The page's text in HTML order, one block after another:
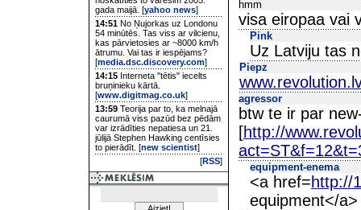
gada maijā. [yahoo news]
14:51 No Ņujorkas uz Londonu
54 minūtēs. Tas viss ar vilcienu,
kas pārvietosies ar ~8000 km/h
ātrumu. Vai tas ir iespējams?
[media.dsc.discovery.com]
14:15 Interneta "tētis" iecelts
bruņinieku kārtā.
[www.digitmag.co.uk]
13:59 Teorija par to, ka melnajā
caurumā viss pazūd bez pēdām
var izrādīties nepatiesa un 21.
jūlijā Stephen Hawking centīsies
to pierādīt. [new scientist]
[RSS]
hmm
visa eiropaa vai
Pink
Uz Latviju tas
Piepz
agressor
btw te ir par
[http://
equipment-enema
<a href=http://
equipment</a>